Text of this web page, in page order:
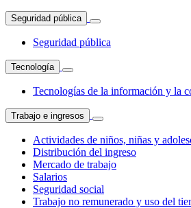
Seguridad pública
Seguridad pública
Tecnología
Tecnologías de la información y la
Trabajo e ingresos
Actividades de niños, niñas y
Distribución del ingreso
Mercado de trabajo
Salarios
Seguridad social
Trabajo no remunerado y uso del